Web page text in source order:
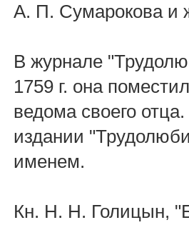
A. П. Сумарокова и
В журнале
1759 г. она
ведома своего
издании
именем.
Кн. Н. Н. Голицын,